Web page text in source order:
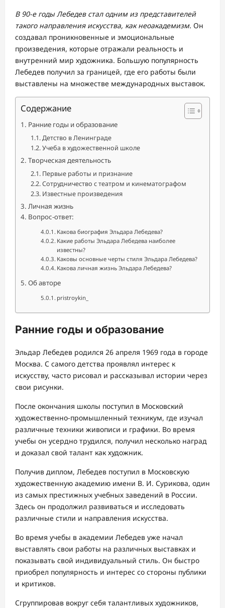
В 90-е годы Лебедев стал одним из представителей
такого направления искусства, как неоакадемизм. Он
создавал проникновенные и эмоциональные
произведения, которые отражали реальность и
внутренний мир художника. Большую популярность
Лебедев получил за границей, где его работы были
выставлены на множестве международных выставок.
Содержание
Ранние годы и образование
Детство в Ленинграде
Учеба в художественной школе
Творческая деятельность
Первые работы и признание
Сотрудничество с театром и кинематографом
Известные произведения
Личная жизнь
Вопрос-ответ:
Какова биография Эльдара Лебедева?
Какие работы Эльдара Лебедева наиболее
известны?
Каковы основные черты стиля Эльдара Лебедева?
Какова личная жизнь Эльдара Лебедева?
Об авторе
pristroykin_
Ранние годы и образование
Эльдар Лебедев родился 26 апреля 1969 года в городе
Москва. С самого детства проявлял интерес к
искусству, часто рисовал и рассказывал истории через
свои рисунки.
После окончания школы поступил в Московский
художественно-промышленный техникум, где изучал
различные техники живописи и графики. Во время
учебы он усердно трудился, получил несколько наград
и доказал свой талант как художник.
Получив диплом, Лебедев поступил в Московскую
художественную академию имени В. И. Сурикова, один
из самых престижных учебных заведений в России.
Здесь он продолжил развиваться и исследовать
различные стили и направления искусства.
Во время учебы в академии Лебедев уже начал
выставлять свои работы на различных выставках и
показывать свой индивидуальный стиль. Он быстро
приобрел популярность и интерес со стороны публики
и критиков.
Сгруппировав вокруг себя талантливых художников,